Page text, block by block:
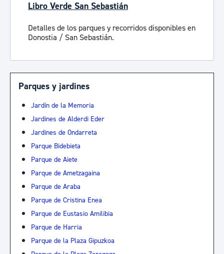
Libro Verde San Sebastián
Detalles de los parques y recorridos disponibles en
Donostia / San Sebastián.
Parques y jardines
Jardín de la Memoria
Jardines de Alderdi Eder
Jardines de Ondarreta
Parque Bidebieta
Parque de Aiete
Parque de Ametzagaina
Parque de Araba
Parque de Cristina Enea
Parque de Eustasio Amilibia
Parque de Harria
Parque de la Plaza Gipuzkoa